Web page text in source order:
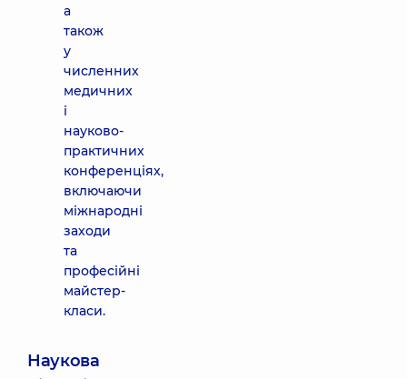
а
також
у
численних
медичних
і
науково-
практичних
конференціях,
включаючи
міжнародні
заходи
та
професійні
майстер-
класи.
Наукова